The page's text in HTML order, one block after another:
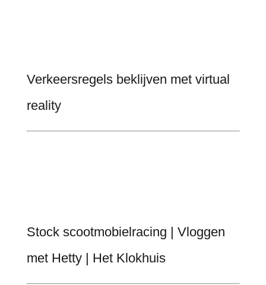
Verkeersregels beklijven met virtual
reality
Stock scootmobielracing | Vloggen
met Hetty | Het Klokhuis